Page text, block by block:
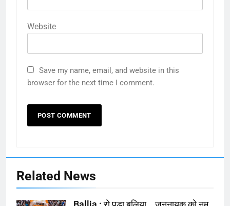
Website
Save my name, email, and website in this
browser for the next time I comment.
Related News